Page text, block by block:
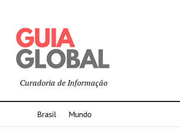
Curadoria de Informação
Brasil Mundo